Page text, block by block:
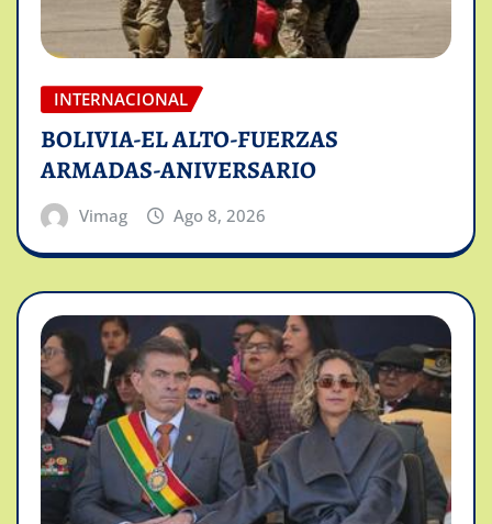
INTERNACIONAL
BOLIVIA-EL ALTO-FUERZAS
ARMADAS-ANIVERSARIO
Vimag Ago 8, 2026